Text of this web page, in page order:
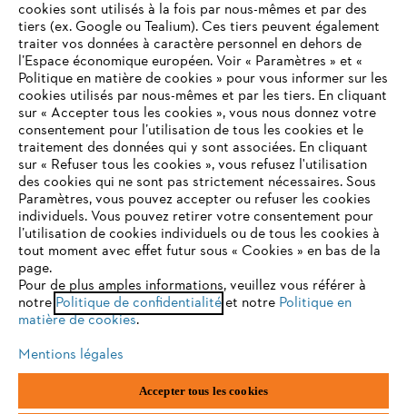
STIHL FAQ
Contact
Politique de protection des données
Mentions légales Utilisation des cookies
Informations juridiques
België/Belgique
VAT Number: BE 0427.714.768
VOTRE NAVIGATEUR INTERNET
N'EST PLUS PRIS EN CHARGE
Vous utilisez un navigateur Internet que nous ne prenons plus
en charge, et certaines fonctionnalités de notre site ne
peuvent fonctionner correctement. Pour une utilisation
optimale de notre site, nous vous recommandons de passer à
l'un des navigateurs suivants :
firefox chrome
cookies sont utilisés à la fois par nous-mêmes et par des
tiers (ex. Google ou Tealium). Ces tiers peuvent également
traiter vos données à caractère personnel en dehors de
l’Espace économique européen. Voir « Paramètres » et «
Politique en matière de cookies » pour vous informer sur les
cookies utilisés par nous-mêmes et par les tiers. En cliquant
sur « Accepter tous les cookies », vous nous donnez votre
consentement pour l’utilisation de tous les cookies et le
traitement des données qui y sont associées. En cliquant
sur « Refuser tous les cookies », vous refusez l'utilisation
des cookies qui ne sont pas strictement nécessaires. Sous
Paramètres, vous pouvez accepter ou refuser les cookies
individuels. Vous pouvez retirer votre consentement pour
l’utilisation de cookies individuels ou de tous les cookies à
tout moment avec effet futur sous « Cookies » en bas de la
page.
Pour de plus amples informations, veuillez vous référer à
notre Politique de confidentialitéet notre Politique en
matière de cookies.
Mentions légales
Accepter tous les cookies